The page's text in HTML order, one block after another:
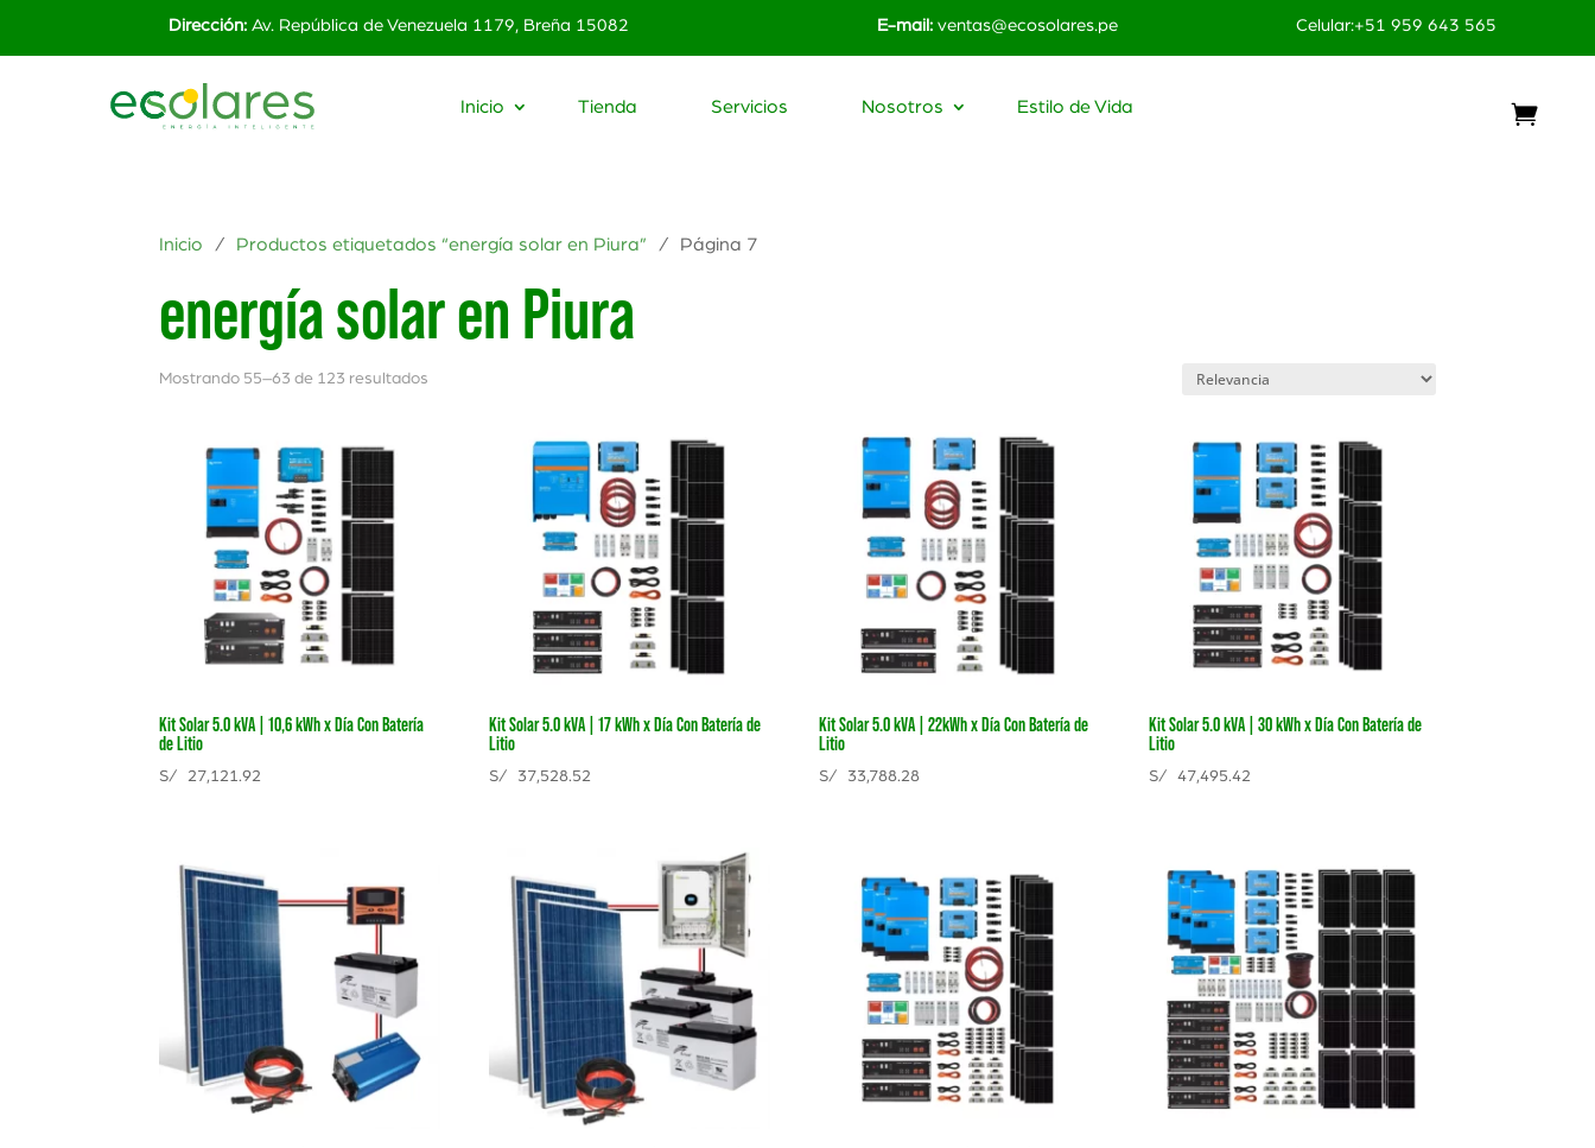
Dirección: Av. República de Venezuela 1179, Breña 15082 E-mail: ventas@ecosolares.pe Celular:+51 959 643 565
Inicio Tienda Servicios Nosotros Estilo de Vida
Inicio / Productos etiquetados “energía solar en Piura” / Página 7
energía solar en Piura
Mostrando 55–63 de 123 resultados
Kit Solar 5.0 kVA | 10,6 kWh x Día Con Batería
de Litio
S/ 27,121.92
Kit Solar 5.0 kVA | 17 kWh x Día Con Batería de
Litio
S/ 37,528.52
Kit Solar 5.0 kVA | 22kWh x Día Con Batería de
Litio
S/ 33,788.28
Kit Solar 5.0 kVA | 30 kWh x Día Con Batería de
Litio
S/ 47,495.42